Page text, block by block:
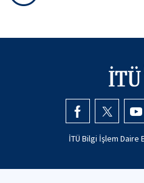
İTÜ Bilgi İşlem Daire